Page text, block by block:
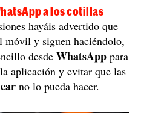
a los cotillas
hayáis advertido que
móvil y siguen haciéndolo,
desde WhatsApp para
la aplicación y evitar que las
no lo pueda hacer.